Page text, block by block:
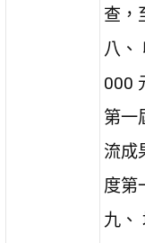
查，
八、
000
第一
流成
度第
九、